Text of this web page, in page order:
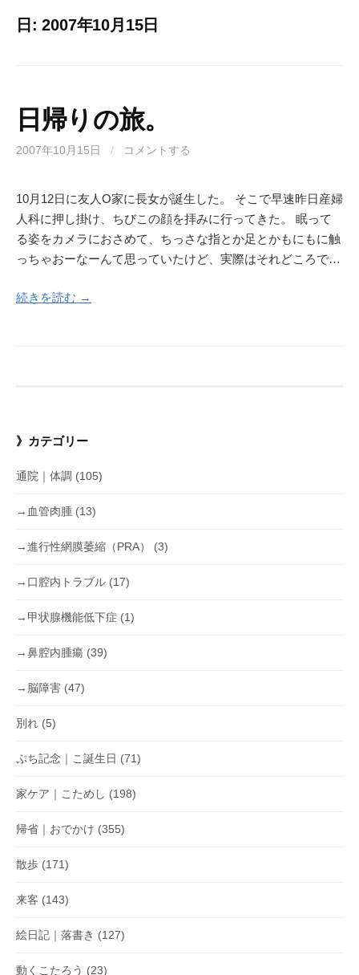
日:2007年10月15日
日帰りの旅。
2007年10月15日 / コメントする
10月12日に友人O家に長女が誕生した。 そこで早速昨日産婦
人科に押し掛け、ちびこの顔を拝みに行ってきた。 眠って
る姿をカメラにおさめて、ちっさな指とか足とかもにもに触
っちゃおーなーんて思っていたけど、実際はそれどころで…
続きを読む →
》カテゴリー
通院｜体調 (105)
→血管肉腫 (13)
→進行性網膜萎縮（PRA） (3)
→口腔内トラブル (17)
→甲状腺機能低下症 (1)
→鼻腔内腫瘍 (39)
→脳障害 (47)
別れ (5)
ぷち記念｜こ誕生日 (71)
家ケア｜こためし (198)
帰省｜おでかけ (355)
散歩 (171)
来客 (143)
絵日記｜落書き (127)
動くこたろう (23)